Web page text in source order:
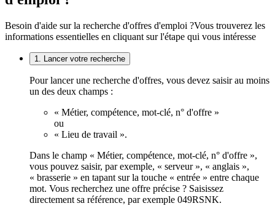
Besoin d'aide sur la recherche d'offres d'emploi ?Vous trouverez les
informations essentielles en cliquant sur l'étape qui vous intéresse
1. Lancer votre recherche
Pour lancer une recherche d'offres, vous devez saisir au moins
un des deux champs :
« Métier, compétence, mot-clé, n° d'offre »
ou
« Lieu de travail ».
Dans le champ « Métier, compétence, mot-clé, n° d'offre »,
vous pouvez saisir, par exemple, « serveur », « anglais »,
« brasserie » en tapant sur la touche « entrée » entre chaque
mot. Vous recherchez une offre précise ? Saisissez
directement sa référence, par exemple 049RSNK.